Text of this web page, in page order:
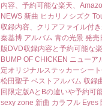
内容、予約可能な楽天、
NEWS 新曲 ヒカリノシズク
収録内容、クリアファイル付
秦基博 アルバム 青の光景 発
版DVD収録内容と予約可能な
BUMP OF CHICKEN ニュー
定オリジナルステッカーシー
松田聖子 ベストアルバム 収録
回限定版AとBの違いや予約可
sexy zone 新曲 カラフル Eyes